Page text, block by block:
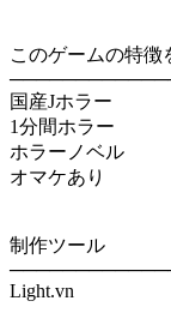
このゲームの特徴
国産Jホラー
1分間ホラー
ホラーノベル
オマケあり
制作ツール
Light.vn